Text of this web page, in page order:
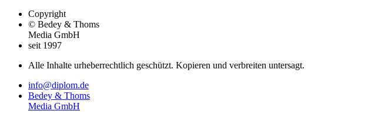
Copyright
© Bedey & Thoms
Media GmbH
seit 1997
Alle Inhalte urheberrechtlich geschützt. Kopieren und verbreiten untersagt.
info@diplom.de
Bedey & Thoms
Media GmbH